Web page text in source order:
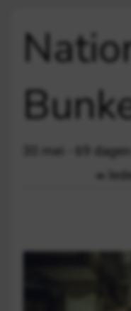
30 mei - 69